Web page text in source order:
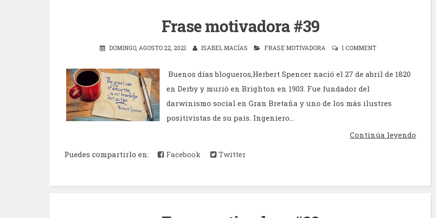
Frase motivadora #39
DOMINGO, AGOSTO 22, 2021 ISABEL MACÍAS FRASE MOTIVADORA 1 COMMENT
Buenos días blogueros,Herbert Spencer nació el 27 de abril de 1820
en Derby y murió en Brighton en 1903. Fue fundador del
darwinismo social en Gran Bretaña y uno de los más ilustres
positivistas de su país. Ingeniero...
Continúa leyendo
Puedes compartirlo en:
Facebook Twitter